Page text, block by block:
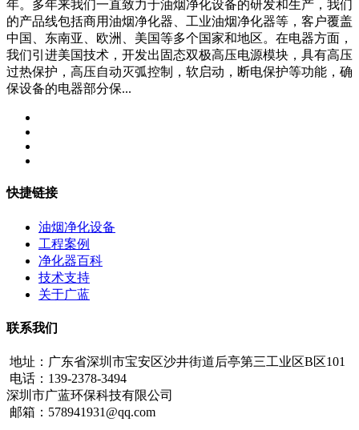
年。多年来我们一直致力于油烟净化设备的研发和生产，我们
的产品线包括商用油烟净化器、工业油烟净化器等，客户覆盖
中国、东南亚、欧洲、美国等多个国家和地区。在电器方面，
我们引进美国技术，开发出固态双极高压电源模块，具有高压
过热保护，高压自动灭弧控制，软启动，断电保护等功能，确
保设备的电器部分保...
快捷链接
油烟净化设备
工程案例
净化器百科
技术支持
关于广蓝
联系我们
地址：广东省深圳市宝安区沙井街道后亭第三工业区B区101
电话：139-2378-3494
深圳市广蓝环保科技有限公司
邮箱：578941931@qq.com